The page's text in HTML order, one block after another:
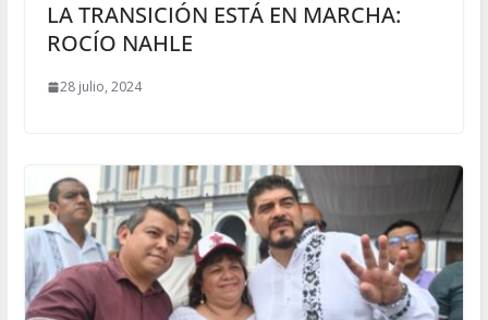
LA TRANSICIÓN ESTÁ EN MARCHA:
ROCÍO NAHLE
28 julio, 2024